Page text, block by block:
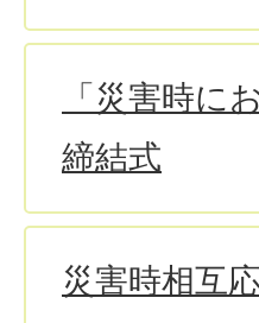
「災害時に
締結式
災害時相互